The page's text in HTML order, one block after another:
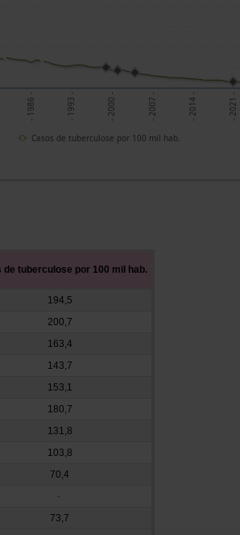
- 1986 - - 1993 - - 2000 - - 2007 - - 2014 - - 2021 -
Casos de tuberculose por 100 mil hab.
de tuberculose por 100 mil hab.
194,5
200,7
163,4
143,7
153,1
180,7
131,8
103,8
70,4
-
73,7